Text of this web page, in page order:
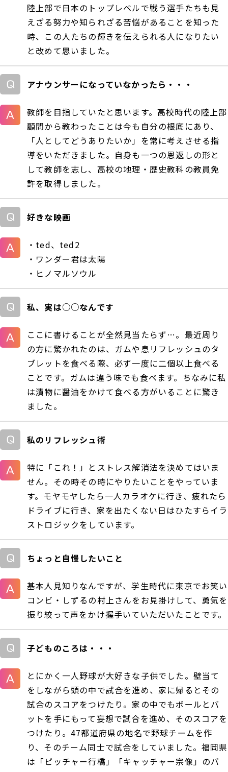
陸上部で日本のトップレベルで戦う選手たちも見
えざる努力や知られざる苦悩があることを知った
時、この人たちの輝きを伝えられる人になりたい
と改めて思いました。
アナウンサーになっていなかったら・・・
教師を目指していたと思います。高校時代の陸上部
顧問から教わったことは今も自分の根底にあり、
「人としてどうありたいか」を常に考えさせる指
導をいただきました。自身も一つの恩返しの形と
して教師を志し、高校の地理・歴史教科の教員免
許を取得しました。
好きな映画
・ted、ted2
・ワンダー君は太陽
・ヒノマルソウル
私、実は○○なんです
ここに書けることが全然見当たらず…。最近周り
の方に驚かれたのは、ガムや息リフレッシュのタ
ブレットを食べる際、必ず一度に二個以上食べる
ことです。ガムは違う味でも食べます。ちなみに私
は漬物に醤油をかけて食べる方がいることに驚き
ました。
私のリフレッシュ術
特に「これ！」とストレス解消法を決めてはいま
せん。その時その時にやりたいことをやっていま
す。モヤモヤしたら一人カラオケに行き、疲れたら
ドライブに行き、家を出たくない日はひたすらイラ
ストロジックをしています。
ちょっと自慢したいこと
基本人見知りなんですが、学生時代に東京でお笑い
コンビ・しずるの村上さんをお見掛けして、勇気を
振り絞って声をかけ握手いていただいたことです。
子どものころは・・・
とにかく一人野球が大好きな子供でした。壁当て
をしながら頭の中で試合を進め、家に帰るとその
試合のスコアをつけたり。家の中でもボールとバ
ットを手にもって妄想で試合を進め、そのスコアを
つけたり。47都道府県の地名で野球チームを作
り、そのチーム同士で試合をしていました。福岡県
は「ピッチャー行橋」「キャッチャー宗像」のバ